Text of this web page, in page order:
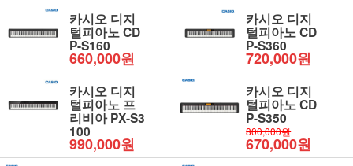
카시오 디지
털피아노 CD
P-S160
660,000원
카시오 디지
털피아노 CD
P-S360
720,000원
카시오 디지
털피아노 프
리비아 PX-S3
100
990,000원
카시오 디지
털피아노 CD
P-S350
800,000원
670,000원